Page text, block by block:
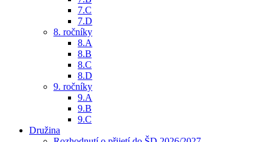
7.C
7.D
8. ročníky
8.A
8.B
8.C
8.D
9. ročníky
9.A
9.B
9.C
Družina